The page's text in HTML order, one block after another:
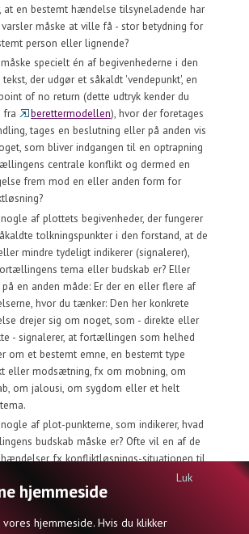
at en bestemt hændelse tilsyneladende har
måske at ville få - stor betydning for
person eller lignende?
specielt én af begivenhederne i den
tekst, der udgør et såkaldt 'vendepunkt', en
of no return (dette udtryk kender du
fra
berettermodellen), hvor der foretages
tages en beslutning eller på anden vis
som bliver indgangen til en optrapning
centrale konflikt og dermed en
frem mod en eller anden form for
af plottets begivenheder, der fungerer
tolkningspunkter i den forstand, at de
mindre tydeligt indikerer (signalerer),
tema eller budskab er? Eller
en anden måde: Er der en eller flere af
hvor du tænker: Den her konkrete
drejer sig om noget, som - direkte eller
- signalerer, at fortællingen som helhed
om et bestemt emne, en bestemt type
eller modsætning, fx om mobning, om
om jalousi, om sygdom eller et helt
af plot-punkterne, som indikerer, hvad
budskab måske er? Ofte vil en af de
fx konfliktløsnings-situationen til
eller lignende - om det
- og som kan siges at udgøre
hjemmeside
hjemmeside. Hvis du klikker
Luk